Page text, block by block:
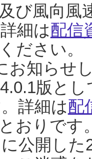
び風向風
細は配信
ださい。
お知らせ
版と
詳細は配
おりです
公開し